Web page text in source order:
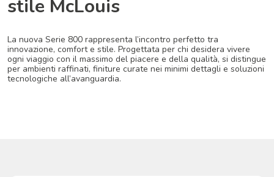
stile McLouis
La nuova Serie 800 rappresenta l’incontro perfetto tra
innovazione, comfort e stile. Progettata per chi desidera vivere
ogni viaggio con il massimo del piacere e della qualità, si distingue
per ambienti raffinati, finiture curate nei minimi dettagli e soluzioni
tecnologiche all’avanguardia.